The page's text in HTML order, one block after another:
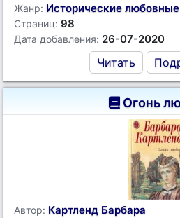
Жанр: Исторические
Страниц: 98
Дата добавления: 26-07-2020
Читать
Огонь
Автор: Картленд Барбара